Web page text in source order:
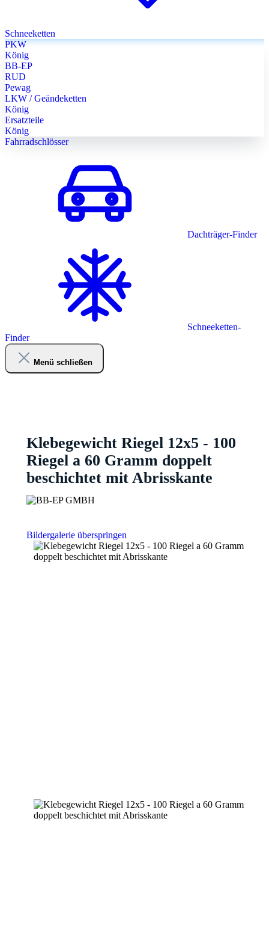
Schneeketten
PKW
König
BB-EP
RUD
Pewag
LKW / Geändeketten
König
Ersatzteile
König
Fahrradschlösser
Dachträger-Finder
Schneeketten-
Finder
Menü schließen
Klebegewicht Riegel 12x5 - 100
Riegel a 60 Gramm doppelt
beschichtet mit Abrisskante
Bildergalerie überspringen